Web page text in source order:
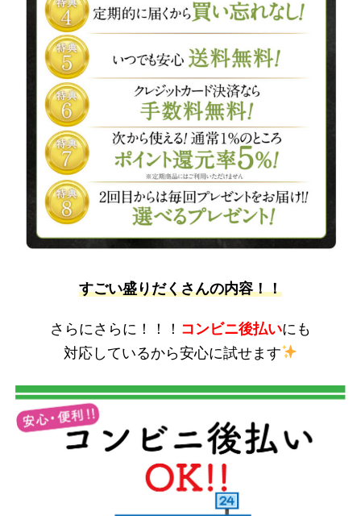
すごい盛りだくさんの内容！！
さらにさらに！！！ コンビニ後払いにも
対応しているから安心に試せます